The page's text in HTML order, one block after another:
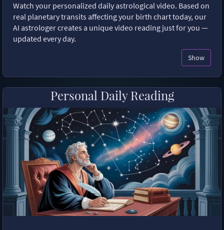
Watch your personalized daily astrological video. Based on
real planetary transits affecting your birth chart today, our
AI astrologer creates a unique video reading just for you —
updated every day.
Show
Personal Daily Reading